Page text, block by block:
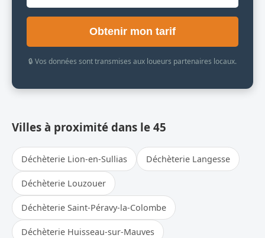
Obtenir mon tarif
🔒 Vos données sont transmises aux loueurs partenaires locaux.
Villes à proximité dans le 45
Déchèterie Lion-en-Sullias Déchèterie Langesse
Déchèterie Louzouer
Déchèterie Saint-Péravy-la-Colombe
Déchèterie Huisseau-sur-Mauves